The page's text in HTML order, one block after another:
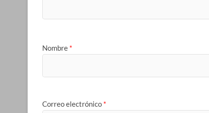
Nombre *
Correo electrónico *